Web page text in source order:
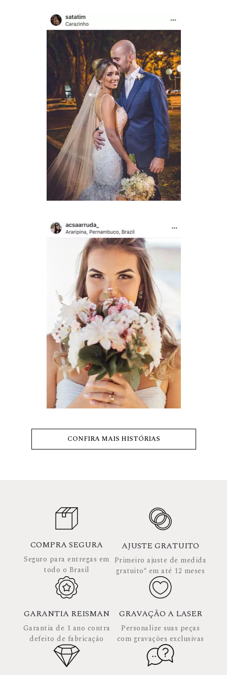
CONFIRA MAIS HISTÓRIAS
COMPRA SEGURA
Seguro para entregas em
todo o Brasil
AJUSTE GRATUITO
Primeiro ajuste de medida
gratuito* em até 12 meses
GARANTIA REISMAN
Garantia de 1 ano contra
defeito de fabricação
GRAVAÇÃO A LASER
Personalize suas peças
com gravações exclusivas